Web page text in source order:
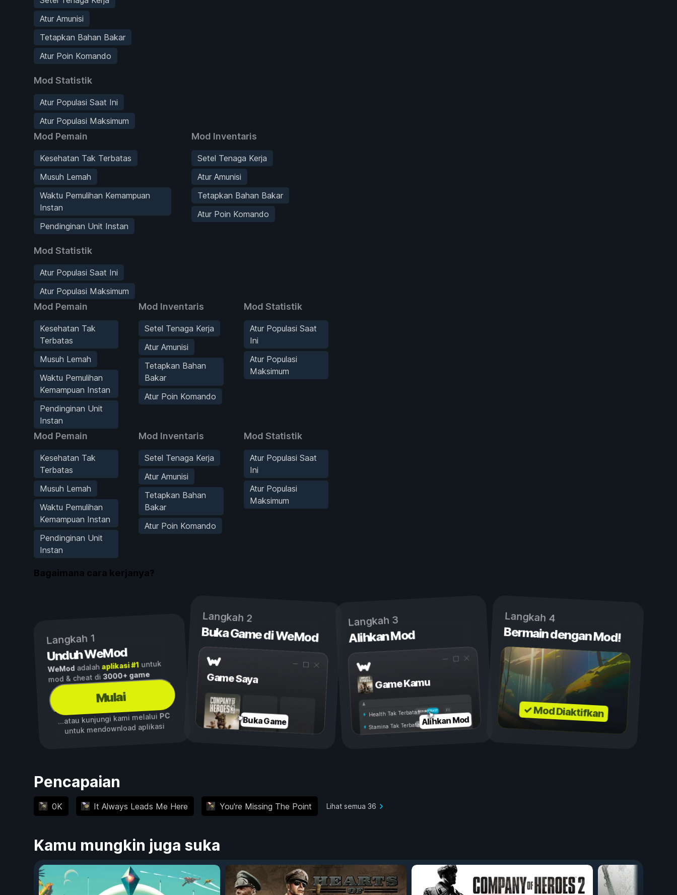
Atur Amunisi
Tetapkan Bahan Bakar
Atur Poin Komando
Mod Statistik
Atur Populasi Saat Ini
Atur Populasi Maksimum
Mod Pemain
Kesehatan Tak Terbatas
Musuh Lemah
Waktu Pemulihan Kemampuan
Instan
Pendinginan Unit Instan
Mod Statistik
Atur Populasi Saat Ini
Atur Populasi Maksimum
Mod Inventaris
Setel Tenaga Kerja
Atur Amunisi
Tetapkan Bahan Bakar
Atur Poin Komando
Mod Pemain
Kesehatan Tak
Terbatas
Musuh Lemah
Waktu Pemulihan
Kemampuan Instan
Pendinginan Unit
Instan
Mod Inventaris
Setel Tenaga Kerja
Atur Amunisi
Tetapkan Bahan
Bakar
Atur Poin Komando
Mod Statistik
Atur Populasi Saat
Ini
Atur Populasi
Maksimum
Mod Pemain
Kesehatan Tak
Terbatas
Musuh Lemah
Waktu Pemulihan
Kemampuan Instan
Pendinginan Unit
Instan
Mod Inventaris
Setel Tenaga Kerja
Atur Amunisi
Tetapkan Bahan
Bakar
Atur Poin Komando
Mod Statistik
Atur Populasi Saat
Ini
Atur Populasi
Maksimum
Bagaimana cara kerjanya?
Langkah 1
Unduh WeMod
WeMod adalah aplikasi #1untuk
mod & cheat di3000+ game
Mulai
...atau kunjungi kami melalui PC
untuk mendownload aplikasi
Langkah 2
Buka Game di WeMod
Game Saya
Buka Game
Langkah 3
Alihkan Mod
Game Kamu
Aktif
Nonaktif
Health Tak Terbatas
Stamina Tak TerbatasAlihkan Mod
Langkah 4
Bermain dengan Mod!
✓ Mod Diaktifkan
Pencapaian
0K It Always Leads Me Here You're Missing The Point Lihat semua 36
Kamu mungkin juga suka